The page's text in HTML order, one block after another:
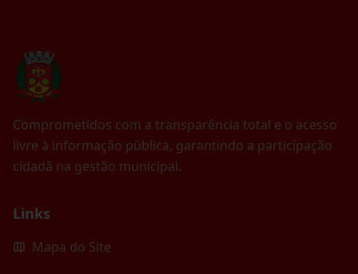
Comprometidos com a transparência total e o acesso
livre à informação pública, garantindo a participação
cidadã na gestão municipal.
Links
Mapa do Site